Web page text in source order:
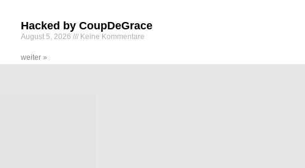
Hacked by CoupDeGrace
August 5, 2026 Keine Kommentare
weiter »